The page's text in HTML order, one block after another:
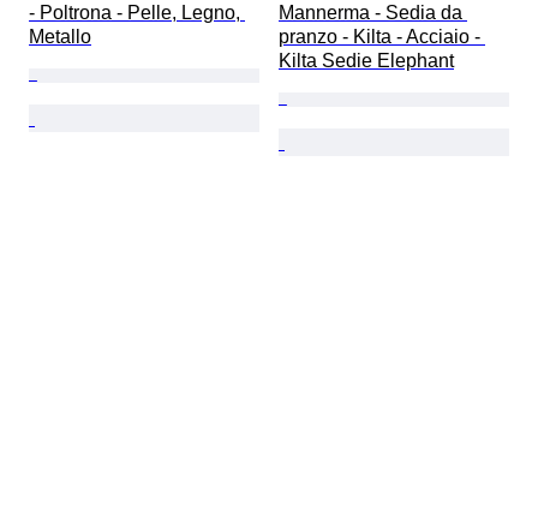
- Poltrona - Pelle, Legno,
Metallo
Mannerma - Sedia da
pranzo - Kilta - Acciaio -
Kilta Sedie Elephant